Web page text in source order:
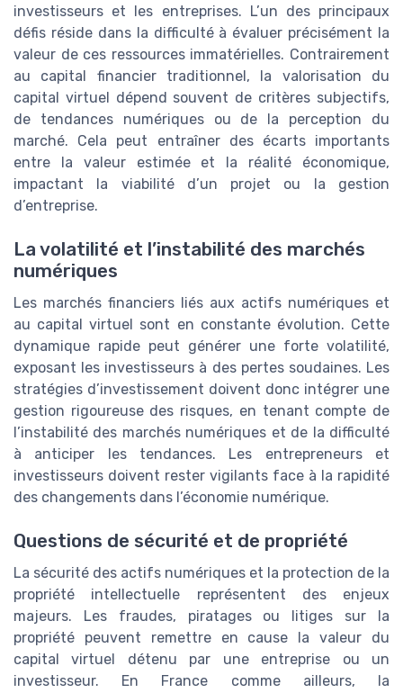
investisseurs et les entreprises. L’un des principaux
défis réside dans la difficulté à évaluer précisément la
valeur de ces ressources immatérielles. Contrairement
au capital financier traditionnel, la valorisation du
capital virtuel dépend souvent de critères subjectifs,
de tendances numériques ou de la perception du
marché. Cela peut entraîner des écarts importants
entre la valeur estimée et la réalité économique,
impactant la viabilité d’un projet ou la gestion
d’entreprise.
La volatilité et l’instabilité des marchés
numériques
Les marchés financiers liés aux actifs numériques et
au capital virtuel sont en constante évolution. Cette
dynamique rapide peut générer une forte volatilité,
exposant les investisseurs à des pertes soudaines. Les
stratégies d’investissement doivent donc intégrer une
gestion rigoureuse des risques, en tenant compte de
l’instabilité des marchés numériques et de la difficulté
à anticiper les tendances. Les entrepreneurs et
investisseurs doivent rester vigilants face à la rapidité
des changements dans l’économie numérique.
Questions de sécurité et de propriété
La sécurité des actifs numériques et la protection de la
propriété intellectuelle représentent des enjeux
majeurs. Les fraudes, piratages ou litiges sur la
propriété peuvent remettre en cause la valeur du
capital virtuel détenu par une entreprise ou un
investisseur. En France comme ailleurs, la